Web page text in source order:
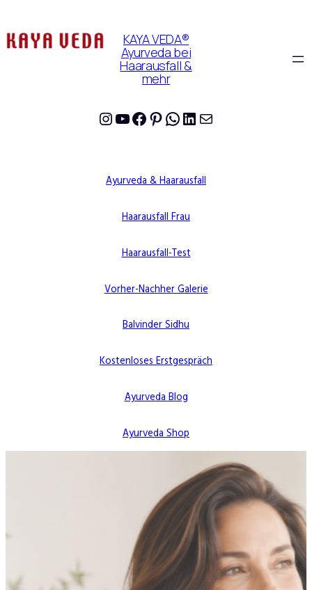
KAYA VEDA®
Ayurveda bei
Haarausfall &
mehr
Instagram
YouTube
Facebook
Pinterest
WhatsApp
LinkedIn
E-Mail
Ayurveda & Haarausfall
Haarausfall Frau
Haarausfall-Test
Vorher-Nachher Galerie
Balvinder Sidhu
Kostenloses Erstgespräch
Ayurveda Blog
Ayurveda Shop